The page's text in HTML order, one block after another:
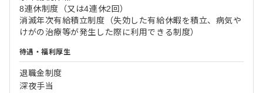
8連休制度（又は4連休2回）
消滅年次有給積立制度（失効した有給休暇を積立、病気や
けがの治療等が発生した際に利用できる制度）
待遇・福利厚生
退職金制度
深夜手当